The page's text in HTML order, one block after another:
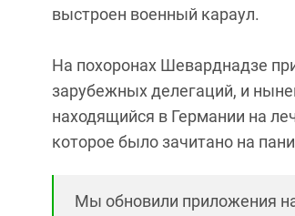
выстроен военный караул.
На похоронах Шеварднадзе
зарубежных делегаций, и
находящийся в Германии на
которое было зачитано на
Мы обновили приложения